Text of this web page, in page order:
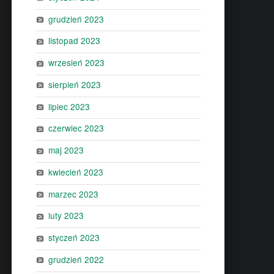
grudzień 2023
listopad 2023
wrzesień 2023
sierpień 2023
lipiec 2023
czerwiec 2023
maj 2023
kwiecień 2023
marzec 2023
luty 2023
styczeń 2023
grudzień 2022